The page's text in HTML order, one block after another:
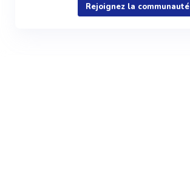
Rejoignez la communauté